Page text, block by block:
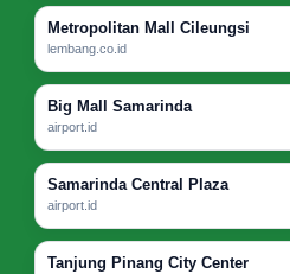
Metropolitan Mall Cileungsi
lembang.co.id
Big Mall Samarinda
airport.id
Samarinda Central Plaza
airport.id
Tanjung Pinang City Center